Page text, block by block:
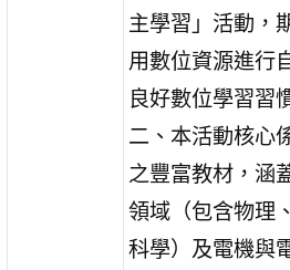
主學習」活動，
用數位資源進行
良好數位學習習
二、本活動核心
之豐富教材，涵
領域（包含物理
科學）及電機與